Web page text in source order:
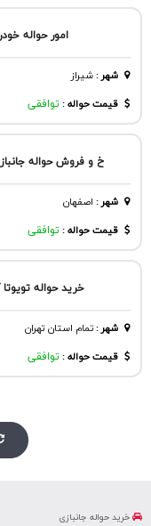
امو‌ر حواله
شهر:شيراز
قیمت حواله : توافقی
خ و فروش حواله
شهر: اصفهان
قیمت حواله : توافقی
خرید حواله
شهر:تمام استان تهران
قیمت حواله : توافقی
خرید حواله جانبازی